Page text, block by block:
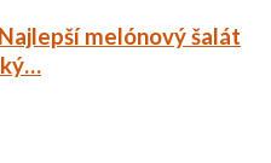
melónový šalát